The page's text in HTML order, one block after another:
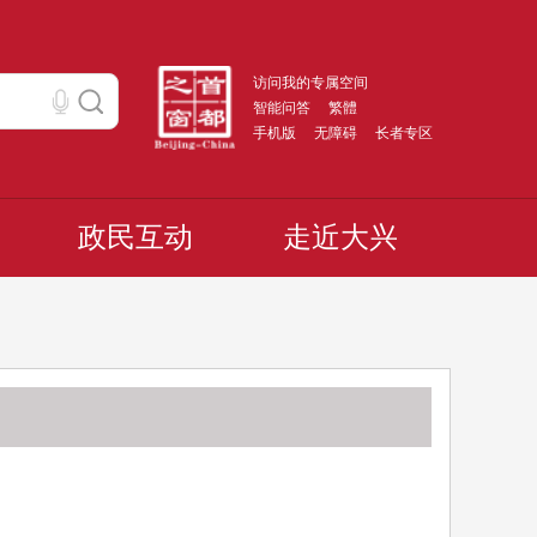
访问我的专属空间
智能问答
繁體
手机版
无障碍 长者专区
政民互动 走近大兴